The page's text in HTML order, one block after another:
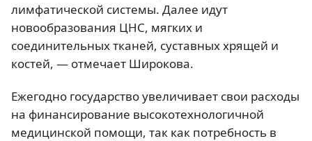
лимфатической системы. Далее идут
новообразования ЦНС, мягких и
соединительных тканей, суставных хрящей и
костей, — отмечает Широкова.
Ежегодно государство увеличивает свои расходы
на финансирование высокотехнологичной
медицинской помощи, так как потребность в